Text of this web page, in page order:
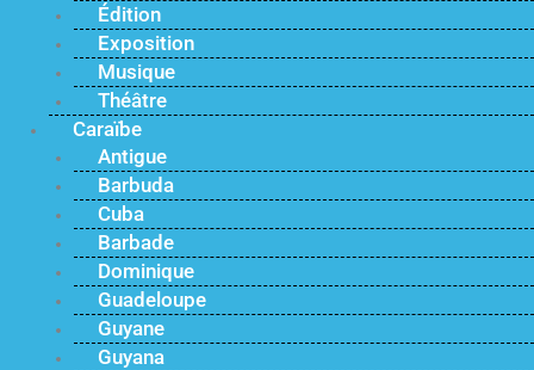
Édition
Exposition
Musique
Théâtre
Caraïbe
Antigue
Barbuda
Cuba
Barbade
Dominique
Guadeloupe
Guyane
Guyana